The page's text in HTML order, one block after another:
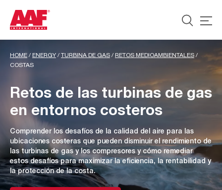
HOME / ENERGY / TURBINA DE GAS / RETOS MEDIOAMBIENTALES /
COSTAS
Retos de las turbinas de gas
en entornos costeros
Comprender los desafíos de la calidad del aire para las
ubicaciones costeras que pueden disminuir el rendimiento de
las turbinas de gas y los compresores y cómo remediar
estos desafíos para maximizar la eficiencia, la rentabilidad y
la protección de la costa.